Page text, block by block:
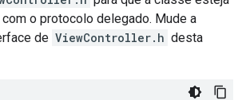
o protocolo delegado. Mude a
de ViewController.h desta